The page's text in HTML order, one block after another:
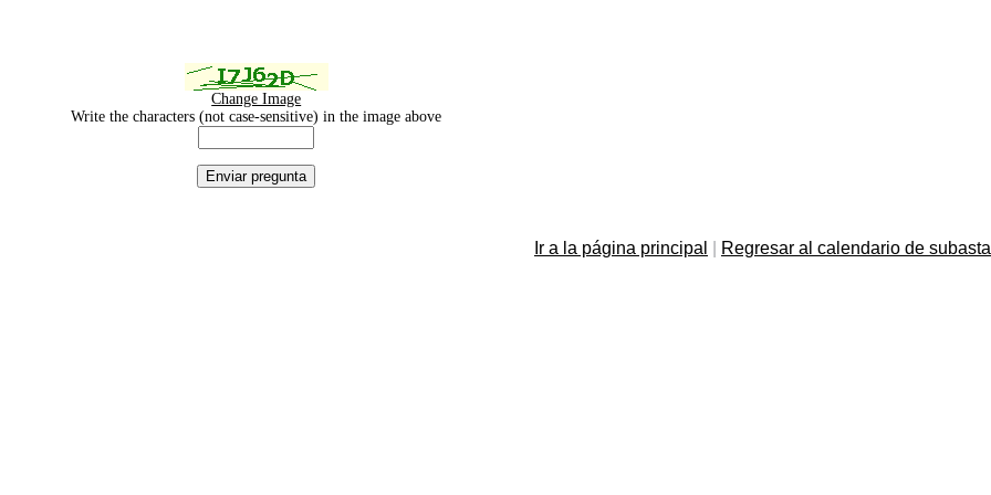
Change Image
Write the characters (not case-sensitive) in the image above
Ir a la página principal Regresar al calendario de